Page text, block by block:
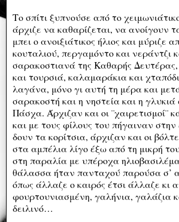
Το σπίτι ξυπνούσε από το
άρχιζε να καθαρίζεται, να ανοίγουν
μπει ο ανοιξιάτικος ήλιος και μύριζε
κουταλιού, περγαμόντο και νεράντζι
σαρακοστιανά της Καθαρής
και τουρσιά, καλαμαράκια και
λαγάνα, μόνο γι αυτή τη μέρα και
σαρακοστή και η νηστεία και η
Πάσχα. Άρχιζαν και οι ¨χαιρετισμοί¨
και με τους φίλους του πήγαιναν
δουν τα κορίτσια, άρχιζαν και οι
στα αμπέλια λίγο έξω από τη μικρή
στη παραλία με υπέροχα
θάλασσα ήταν πανταχού παρούσα σ’
όπως άλλαζε ο καιρός έτσι άλλαζε κι
φουρτουνιασμένη, γαλήνια, γαλάζια
δειλινό…